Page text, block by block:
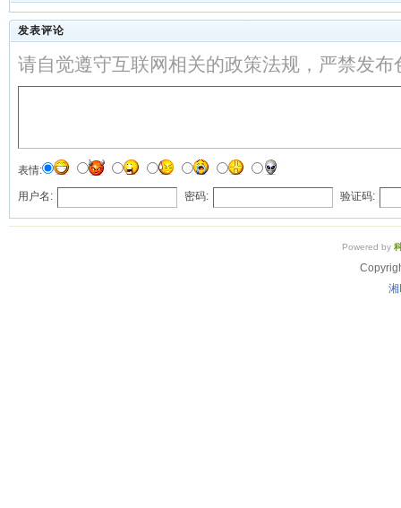
发表评论
请自觉遵守互联网相关的政策法规，严禁发
表情:
用户名: 密码: 验证码:
Powered by